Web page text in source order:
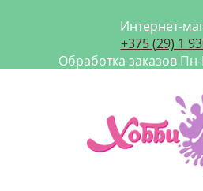
Интернет-
+375 (29) 1
Обработка заказов